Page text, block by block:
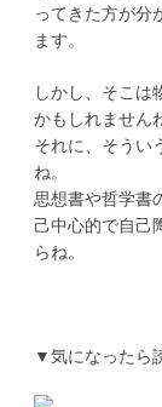
ってきた方が分
ます。
しかし、そこは
かもしれません
それに、そうい
ね。
思想書や哲学書
己中心的で自己
らね。
▼気になったら